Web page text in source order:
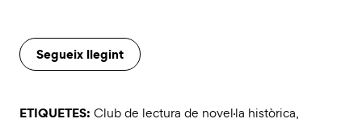
Segueix llegint
ETIQUETES: Club de lectura de novel·la històrica,